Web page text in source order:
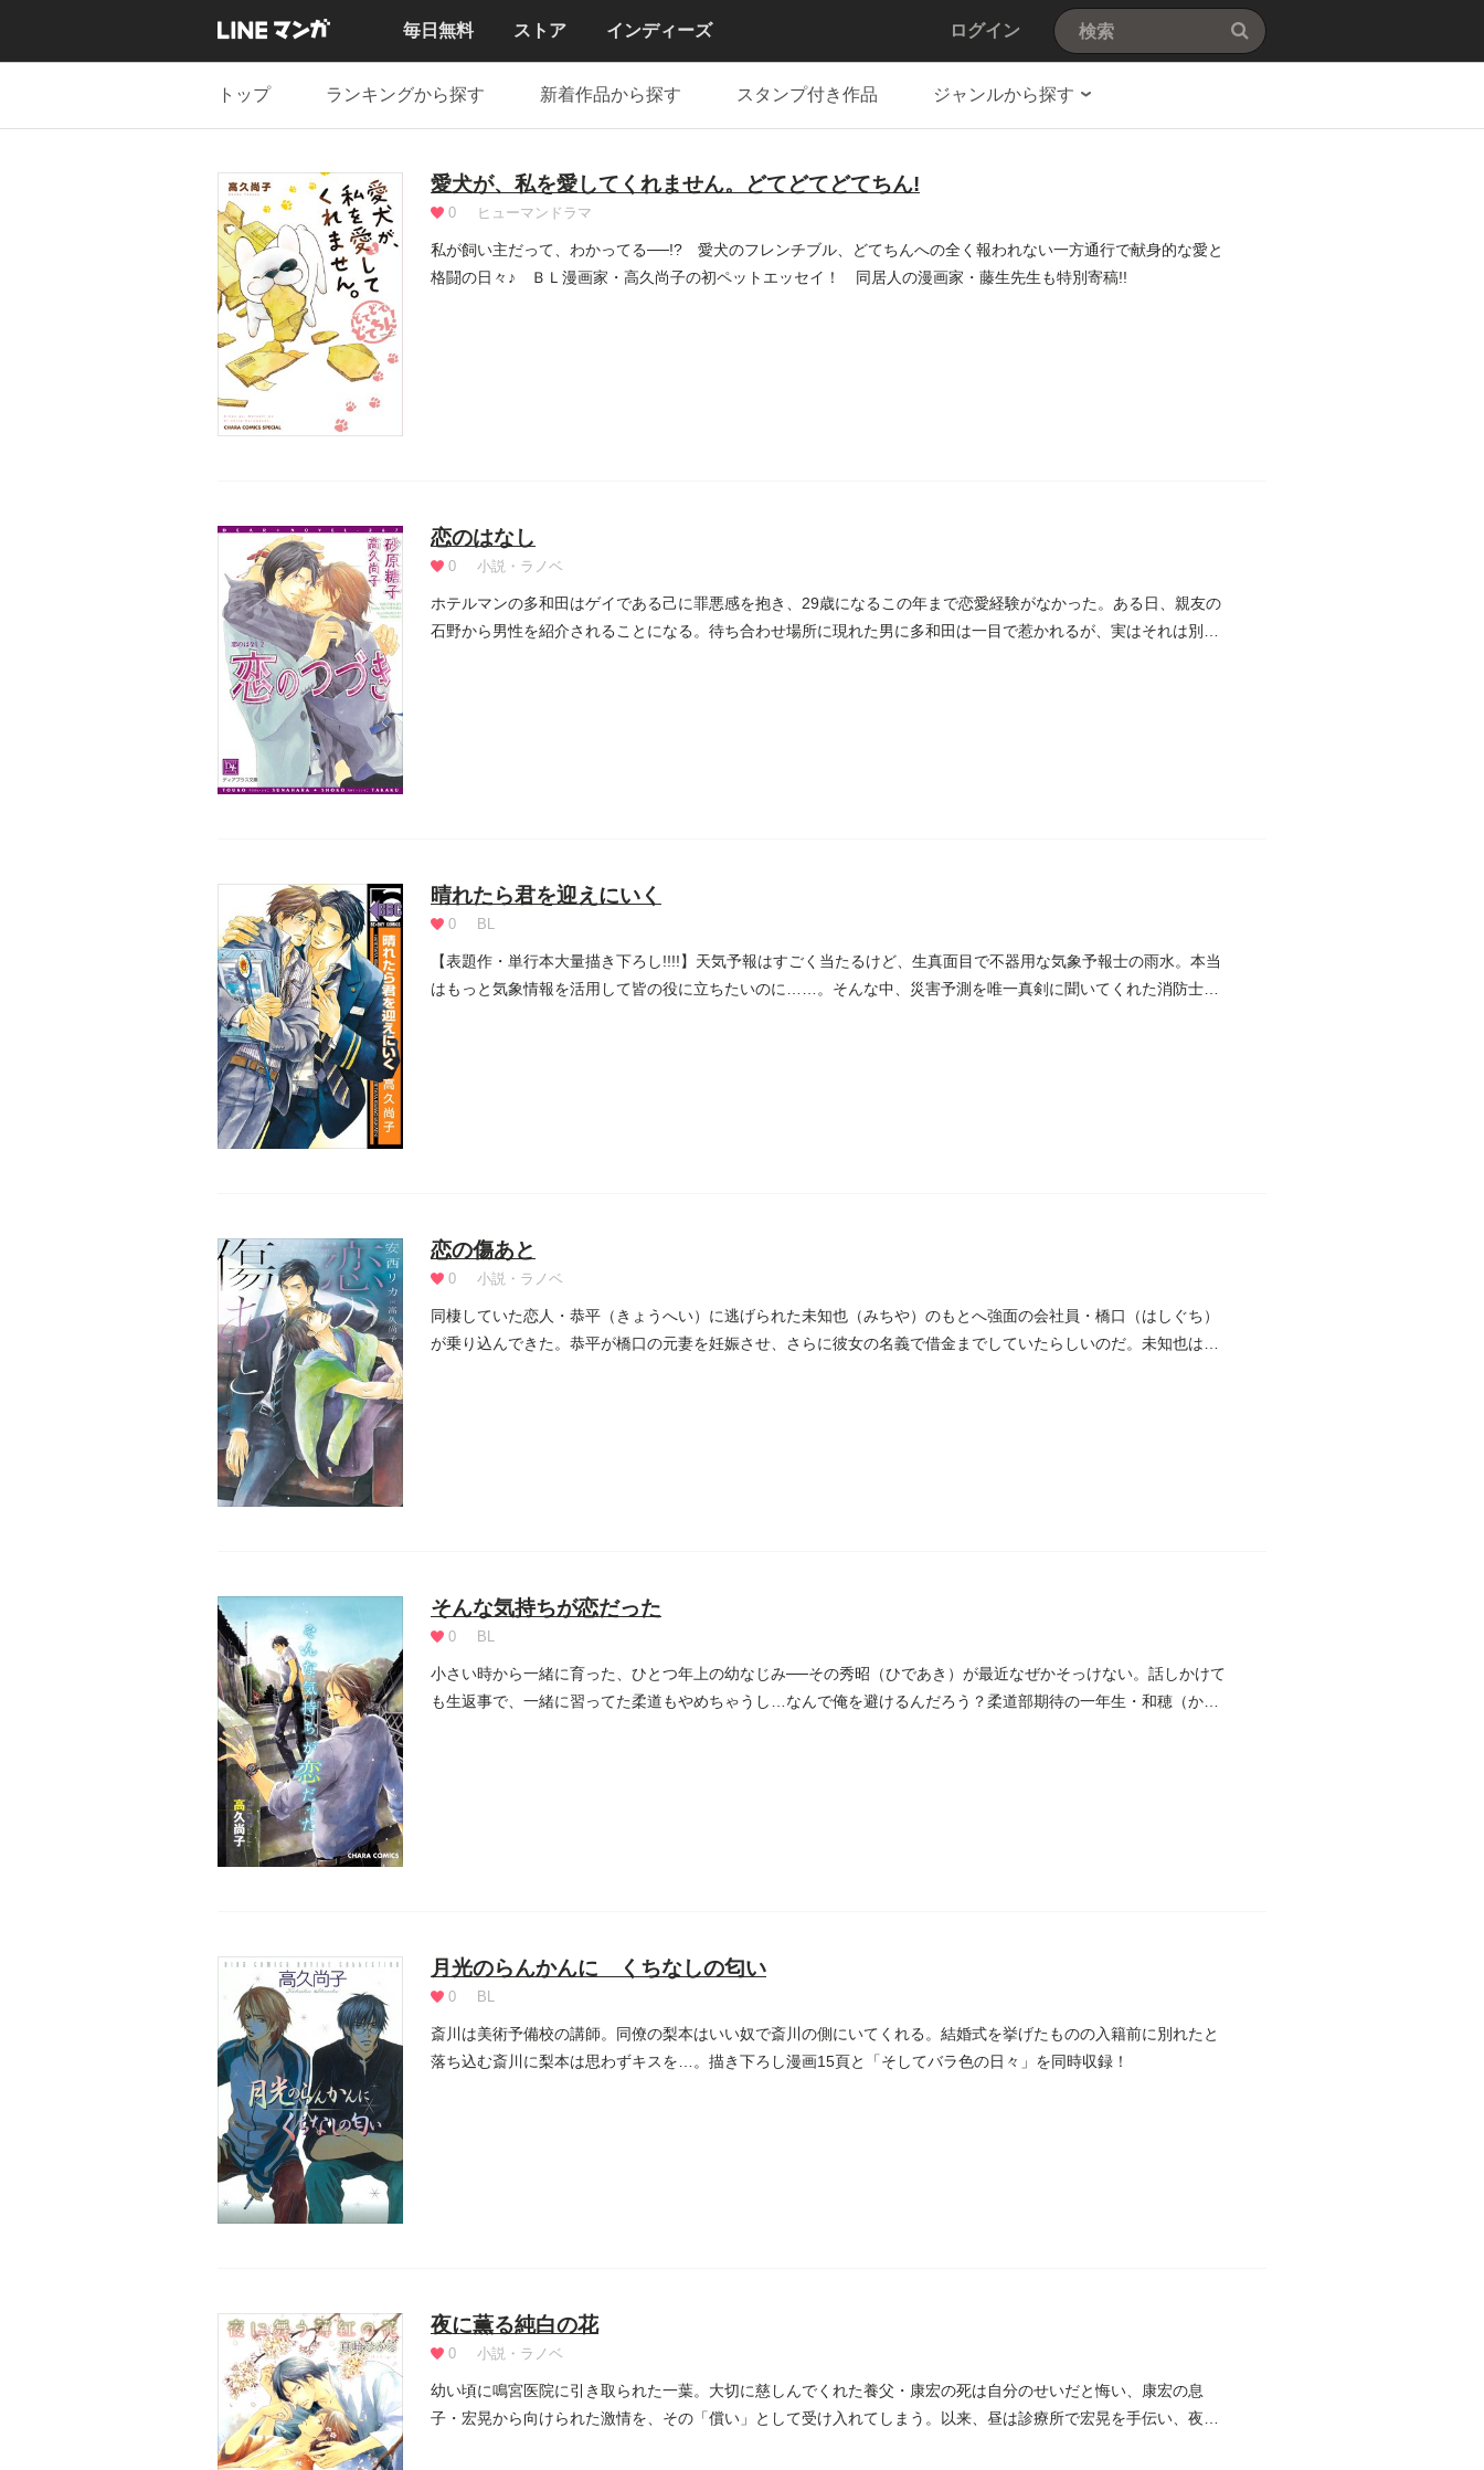
毎日無料 ストア インディーズ ログイン
トップ ランキングから探す 新着作品から探す スタンプ付き作品 ジャンルから探す
愛犬が、私を愛してくれません。どてどてどてちん!
0 ヒューマンドラマ
私が飼い主だって、わかってる──!? 愛犬のフレンチブル、どてちんへの全く報われない一方通行で献身的な愛と
格闘の日々♪ ＢＬ漫画家・高久尚子の初ペットエッセイ！ 同居人の漫画家・藤生先生も特別寄稿!!
恋のはなし
0 小説・ラノベ
ホテルマンの多和田はゲイである己に罪悪感を抱き、29歳になるこの年まで恋愛経験がなかった。ある日、親友の
石野から男性を紹介されることになる。待ち合わせ場所に現れた男に多和田は一目で惹かれるが、実はそれは別
晴れたら君を迎えにいく
0 BL
【表題作・単行本大量描き下ろし!!!!】天気予報はすごく当たるけど、生真面目で不器用な気象予報士の雨水。本当
はもっと気象情報を活用して皆の役に立ちたいのに……。そんな中、災害予測を唯一真剣に聞いてくれた消防士・
恋の傷あと
0 小説・ラノベ
同棲していた恋人・恭平（きょうへい）に逃げられた未知也（みちや）のもとへ強面の会社員・橋口（はしぐち）
が乗り込んできた。恭平が橋口の元妻を妊娠させ、さらに彼女の名義で借金までしていたらしいのだ。未知也は怒
そんな気持ちが恋だった
0 BL
小さい時から一緒に育った、ひとつ年上の幼なじみ──その秀昭（ひであき）が最近なぜかそっけない。話しかけて
も生返事で、一緒に習ってた柔道もやめちゃうし…なんで俺を避けるんだろう？柔道部期待の一年生・和穂（かず
月光のらんかんに くちなしの匂い
0 BL
斎川は美術予備校の講師。同僚の梨本はいい奴で斎川の側にいてくれる。結婚式を挙げたものの入籍前に別れたと
落ち込む斎川に梨本は思わずキスを…。描き下ろし漫画15頁と「そしてバラ色の日々」を同時収録！
夜に薫る純白の花
0 小説・ラノベ
幼い頃に鳴宮医院に引き取られた一葉。大切に慈しんでくれた養父・康宏の死は自分のせいだと悔い、康宏の息
子・宏晃から向けられた激情を、その「償い」として受け入れてしまう。以来、昼は診療所で宏晃を手伝い、夜ご